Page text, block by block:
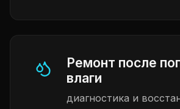
Ремонт после
влаги
диагностика и